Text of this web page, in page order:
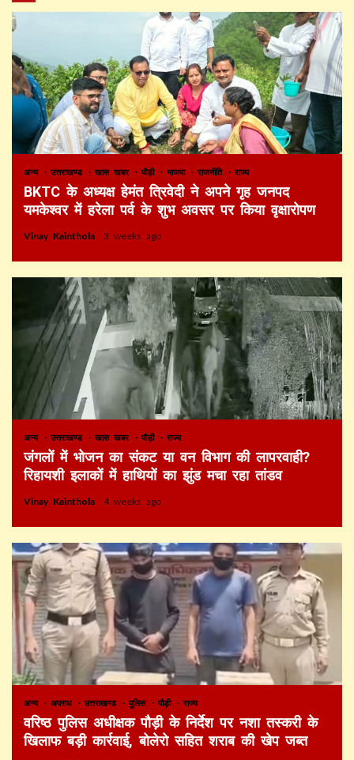
अन्य उत्तराखण्ड खास खबर पौड़ी भाजपा राजनीति राज्य
BKTC के अध्यक्ष हेमंत त्रिवेदी ने अपने गृह जनपद
यमकेश्वर में हरेला पर्व के शुभ अवसर पर किया वृक्षारोपण
Vinay Kainthola 3 weeks ago
अन्य उत्तराखण्ड खास खबर पौड़ी राज्य
जंगलों में भोजन का संकट या वन विभाग की लापरवाही?
रिहायशी इलाकों में हाथियों का झुंड मचा रहा तांडव
Vinay Kainthola 4 weeks ago
अन्य अपराध उत्तराखण्ड पुलिस पौड़ी राज्य
वरिष्ठ पुलिस अधीक्षक पौड़ी के निर्देश पर नशा तस्करी के
खिलाफ बड़ी कार्रवाई, बोलेरो सहित शराब की खेप जब्त